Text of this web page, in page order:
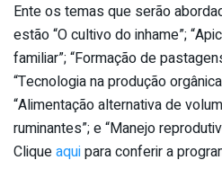
Ente os temas que serão
estão “O cultivo do inhame”;
familiar”; “Formação de
“Tecnologia na produção
“Alimentação alternativa de
ruminantes”; e “Manejo
Cliqueaquipara conferir a